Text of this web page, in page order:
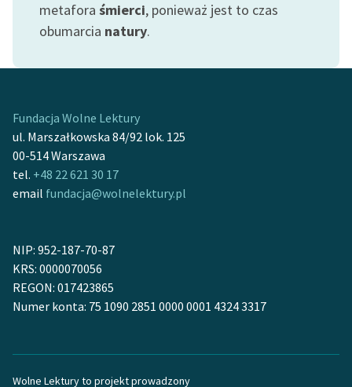
Zespół
Zasady wykorzystania
Logotypy
Materiały promocyjne
Polityka prywatności
Dane fundacji i
sprawozdania finansowe
Regulamin darowizn
Deklaracja dostępności
metafora śmierci, ponieważ jest to czas
obumarcia natury.
Fundacja Wolne Lektury
ul. Marszałkowska 84/92 lok. 125
00-514 Warszawa
tel. +48 22 621 30 17
email fundacja@wolnelektury.pl
NIP: 952-187-70-87
KRS: 0000070056
REGON: 017423865
Numer konta: 75 1090 2851 0000 0001 4324 3317
Wolne Lektury to projekt prowadzony